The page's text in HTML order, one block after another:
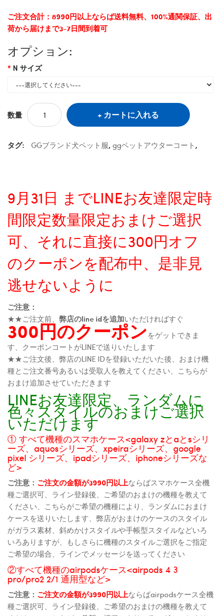
ご注文合計：8990円以上ならば送料無料、100%通関保証、出
荷から届けまで3-7日間到着可
オプション:
N サイズ
数量 カートに入れる
タグ: GGブランド犬ペット服, ggペットアウターコート ,
9月31日 までLINEお友達限定時
間限定数量限定おまけご選択
可、それに直接に300円オフ
のクーポンを配布中、是非見
逃せないように
ご注意：
★★ご注文前、 弊店のline idを追加いただければすぐ
300円のクーポンをゲットできま
す、クーポンコートがLINEで送りいたします
★★ご注文後、弊店のLINE IDを登録いただいた後、おまけ機
種とご注文番号あるいは受取人を教えてください、こちらが
おまけ追加させていただきます
LINEお友達限定、ランダムに
色々スタイルのおまけご選択
いただけます
① すべて機種のスマホケース<galaxy zとaとsシリ
ーズ、aquosシリーズ、xpeiraシリーズ、google
pixel シリーズ、ipadシリーズ、iphoneシリーズな
ど>
ご注意： ご注文の金額が3990円以上ならばスマホケース全機
種ご選択可、ライン登録後、ご希望のおまけの機種を教えて
ください、こちらがご希望の機種により、ランダムにおまけ
ケースを送りいたします、弊店がおまけのケースのスタイル
がガラス素材、斜めかけスタイルや手帳型スタイルなどいろ
いろありますが、もしさらに機種のスタイルご選択をご指定
ご希望の場合、ラインでメッセージを送ってください
②すべて機種のairpodsケース<airpods 4 3
pro/pro2 2/1 通用型など>
ご注意： ご注文の金額が3990円以上ならばairpodsケース全機
種ご選択可、ライン登録後、ご希望のおまけの機種を教えて